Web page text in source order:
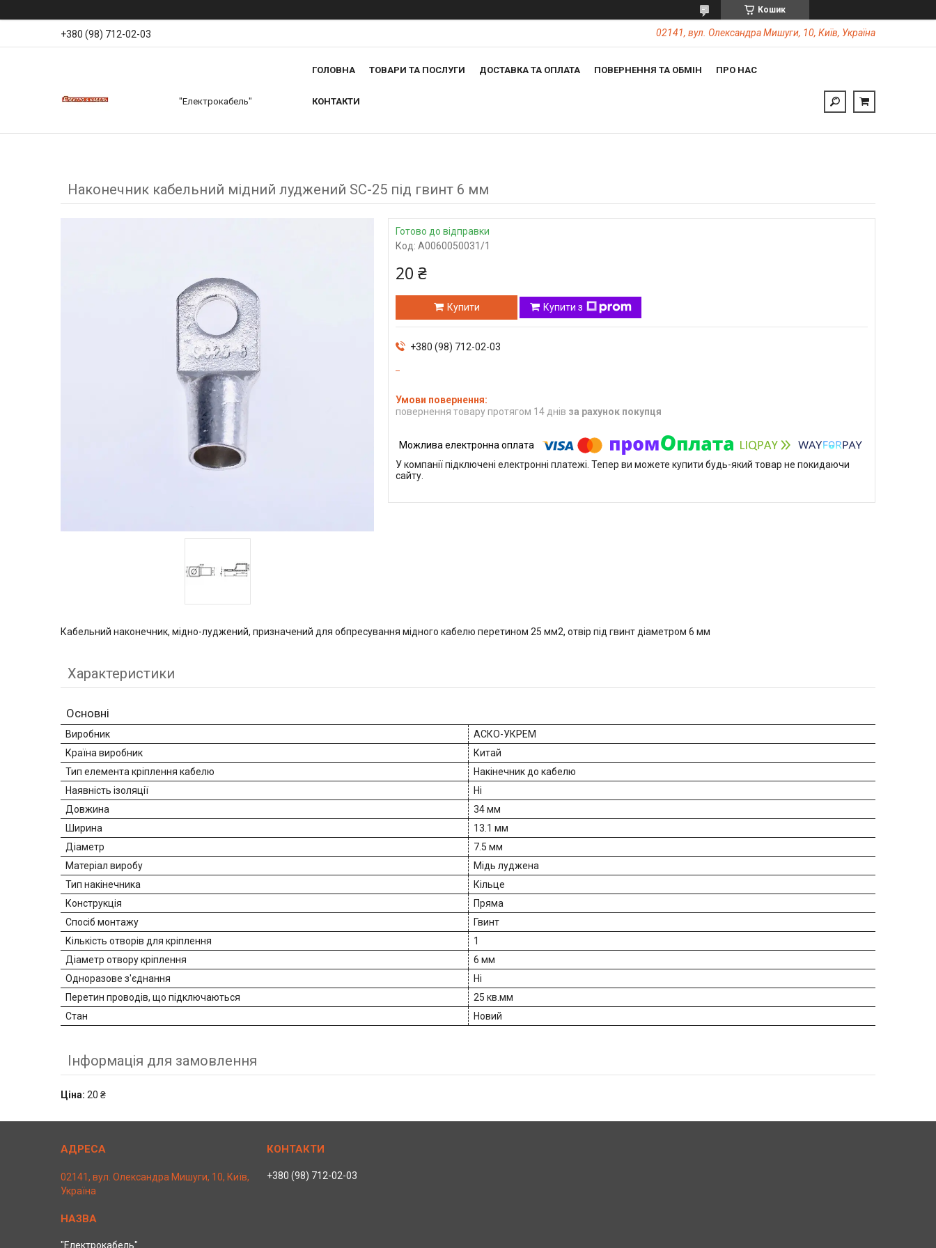
Кошик
+380 (98) 712-02-03 02141, вул. Олександра Мишуги, 10, Київ, Україна
"Електрокабель"
ГОЛОВНА ТОВАРИ ТА ПОСЛУГИ ДОСТАВКА ТА ОПЛАТА ПОВЕРНЕННЯ ТА ОБМІН ПРО НАС
КОНТАКТИ
Наконечник кабельний мідний луджений SC-25 під гвинт 6 мм
Готово до відправки
Код: A0060050031/1
20 ₴
Купити Купити з
+380 (98) 712-02-03
повернення товару протягом 14 днів за рахунок покупця
У компанії підключені електронні платежі. Тепер ви можете купити будь-який товар не покидаючи
сайту.
Кабельний наконечник, мідно-луджений, призначений для обпресування мідного кабелю перетином 25 мм2, отвір під гвинт діаметром 6 мм
Характеристики
Основні
Виробник
АСКО-УКРЕМ
Країна виробник
Китай
Тип елемента кріплення кабелю
Накінечник до кабелю
Наявність ізоляції
Ні
Довжина
34 мм
Ширина
13.1 мм
Діаметр
7.5 мм
Матеріал виробу
Мідь луджена
Тип накінечника
Кільце
Конструкція
Пряма
Спосіб монтажу
Гвинт
Кількість отворів для кріплення
1
Діаметр отвору кріплення
6 мм
Одноразове з'єднання
Ні
Перетин проводів, що підключаються
25 кв.мм
Стан
Новий
Інформація для замовлення
Ціна: 20 ₴
02141, вул. Олександра Мишуги, 10, Київ,
Україна
"Електрокабель"
+380 (98) 712-02-03